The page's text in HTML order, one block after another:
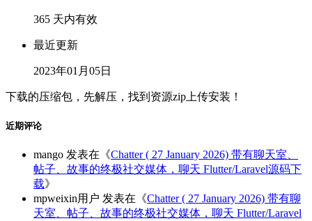
365 天内有效
最近更新
2023年01月05日
下载的压缩包，先解压，找到资源zip上传安装！
近期评论
mango 发表在《Chatter ( 27 January 2026) 带有聊天室、
帖子、故事的终极社交媒体，聊天 Flutter/Laravel源码下
载》
mpweixin用户 发表在《Chatter ( 27 January 2026) 带有聊
天室、帖子、故事的终极社交媒体，聊天 Flutter/Laravel